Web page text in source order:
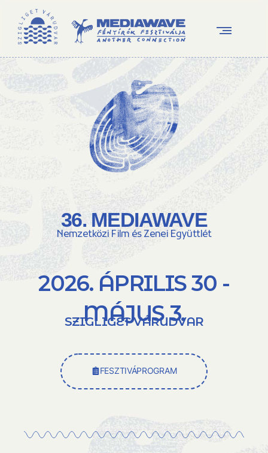
36. MEDIAWAVE
Nemzetközi Film és Zenei Együttlét
2026. ÁPRILIS 30 -
MÁJUS 3.
SZIGLIGET VÁRUDVAR
FESZTIVÁPROGRAM